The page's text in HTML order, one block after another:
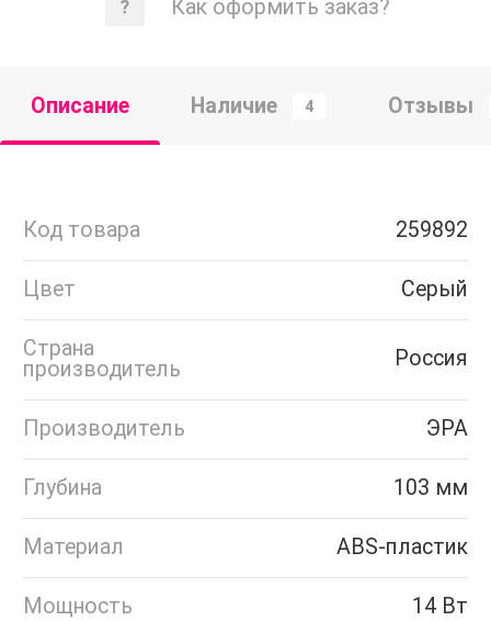
Как оформить заказ?
Описание Наличие 4 Отзывы
Код товара 259892
Цвет Серый
Страна
производитель
Россия
Производитель ЭРА
Глубина 103 мм
Материал ABS-пластик
Мощность 14 Вт